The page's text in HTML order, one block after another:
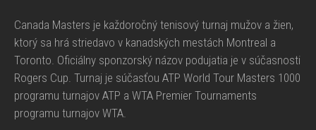
Canada Masters je každoročný tenisový turnaj mužov a žien,
ktorý sa hrá striedavo v kanadských mestách Montreal a
Toronto. Oficiálny sponzorský názov podujatia je v súčasnosti
Rogers Cup. Turnaj je súčasťou ATP World Tour Masters 1000
programu turnajov ATP a WTA Premier Tournaments
programu turnajov WTA.